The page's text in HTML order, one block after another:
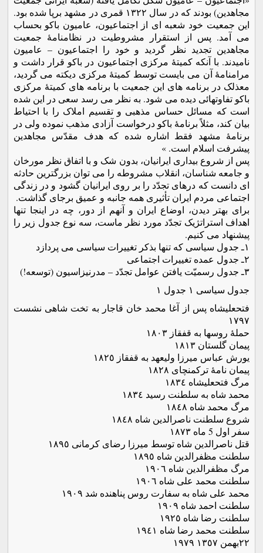
مجاهدین) بودند که در سال ١٣٢٢ قمری در مشهد برپا شده بود.
این جمعیت خود شعبه ای از اجتماعیون، عامیون باکو بحساب
می آمد. پس از استقرار مشروطیت در نظامنامۀ جمعیت
مجاهدین تجدید نظر گردید و خود را اجتماعیون – عامیون
نامیدند. با آنکه کمیتۀ مرکزی اجتماعیون در باکو قرار داشت و
مرامنامۀ آن می بایست توسط کمیتۀ مرکزی دیکته می گردید،
معذلک در برنامه های این جمعیت با برنامه های کمیتۀ مرکزی
باکو تفاوتهائی دیده می شود. به نظر می رسد سعی در این شده
است که مسائل حساس مذهبی و تقسیم املاک را با احتیاط
بیان کند، مثلاً برنامۀ باکو درخواست آزادی مذهب نموده ولی در
برنامۀ مشهد فقط اشاره شده که هدف مقدّس مجاهدین
پیشرفت اسلام است. »
پس از شروع بیداری ایرانیان، بدون شک و با اتفاق نظر مورخان
و جامعه شناسان، انقلاب مشروطه را می توان بزرگترین حادثه
ای دانست که درهای تجدّد را بر روی ایرانیان گشود و در زندگی
اجتماعی مردم ایران تأثیری همه جانبه و عمیق برجای گذاشت.
برای بهتر دیدن، اوضاع ایران و آنهم از دور، چه در اینجا تنها
اهداف استراتژیک تجدّد مورد نظر ماست، سه نوع جدول زیر را
پیشنهاد می کنیم.
١ـ جدول سیاسی که تنها بذکر تغییرات سیاسی می پردازد
٢ـ جدول عمده تغییرات اجتماعی
٣ـ جدول رسمیّت یافتن عوامل تجدّد – مدرنیزاسیون (توسعه!)
جدول سیاسی ١ جدول ١
فتحعلیشاه پس از آغا محمد خان قاجار به تخت شاهی نشست
١٧٩٧
حملۀ روسها به قفقاز ١٨٠٣
پیمان گلستان ١٨١٣
یورش عباس میرزا ولیعهد به قفقاز ١٨٢٥
پیمان نامۀ ترکمنچای ١٨٢٨
مرگ فتحعلیشاه ١٨٣٤
محمد شاه به سلطنت رسید ١٨٣٤
مرگ محمد شاه ١٨٤٨
شروع سلطنت ناصرالدین شاه ١٨٤٨
سفر اول 5 ماه ١٨٧٣
قتل ناصرالدین شاه توسط میرزا رضای کرمانی ١٨٩٥
سلطنت مظفرالدین شاه ١٨٩٥
مرگ مظفرالدین شاه ١٩٠٦
سلطنت محمد علی شاه ١٩٠٦
محمد علی شاه به سفارت روس پناهنده شد ١٩٠٩
سلطنت احمد شاه ١٩٠٩
سلطنت رضا شاه ١٩٢٥
سلطنت محمد رضا شاه ١٩٤١
٢٢بهمن ١٣٥٧ ١٩٧٩